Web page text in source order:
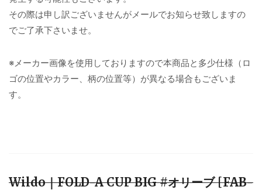
その際は申し訳ございませんがメールでお知らせ致しますの
でご了承下さいませ。
※メーカー画像を使用しておりますので本商品と多少仕様（ロ
ゴの位置やカラー、柄の位置等）が異なる場合もございま
す。
Wildo｜FOLD-A CUP BIG #オリーブ [FAB-